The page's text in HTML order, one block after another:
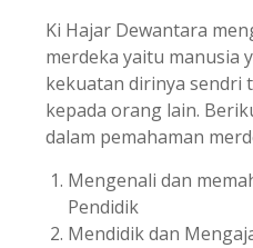
Ki Hajar Dewantara
merdeka yaitu manusia
kekuatan dirinya sendri
kepada orang lain.
dalam pemahaman
Mengenali dan
Pendidik
Mendidik dan